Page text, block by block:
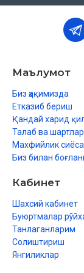
Маълумот
Биз ҳақимизда
Етказиб бериш
Қандай харид
Талаб ва шартлар
Махфийлик
Биз билан
Кабинет
Шахсий кабинет
Буюртмалар
Танлаганларим
Солиштириш
Янгиликлар